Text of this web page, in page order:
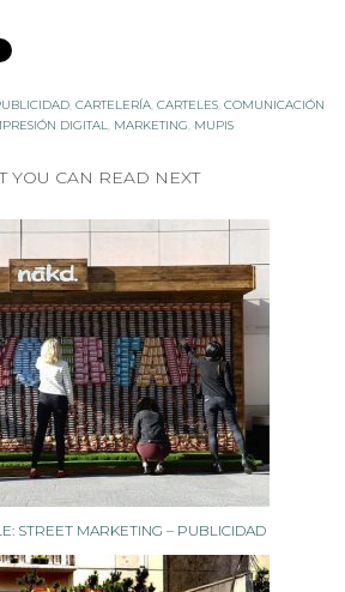
CARTELERÍA CARTELES COMUNICACIÓN
DIGITAL MARKETING MUPIS
YOU CAN READ NEXT
STREET MARKETING – PUBLICIDAD